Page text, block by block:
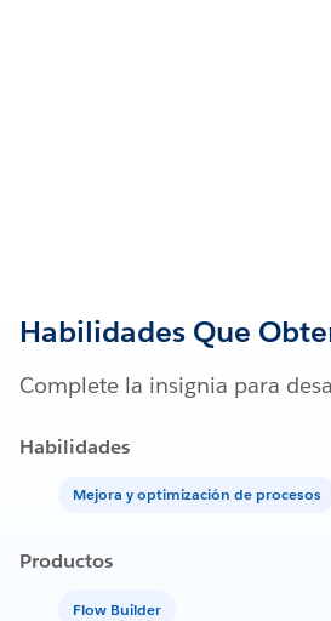
Habilidades Que
Complete la insignia para
Habilidades
Mejora y optimización de procesos
Productos
Flow Builder